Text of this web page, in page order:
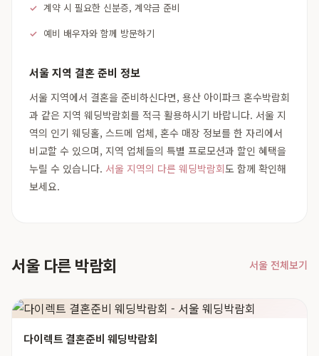
계약 시 필요한 신분증, 계약금 준비
예비 배우자와 함께 방문하기
서울 지역 결혼 준비 정보
서울 지역에서 결혼을 준비하신다면, 용산 아이파크 혼수박람회
과 같은 지역 웨딩박람회를 적극 활용하시기 바랍니다. 서울 지
역의 인기 웨딩홀, 스드메 업체, 혼수 매장 정보를 한 자리에서
비교할 수 있으며, 지역 업체들의 특별 프로모션과 할인 혜택을
누릴 수 있습니다. 서울 지역의 다른 웨딩박람회도 함께 확인해
보세요.
서울 다른 박람회 서울 전체보기
다이렉트 결혼준비 웨딩박람회